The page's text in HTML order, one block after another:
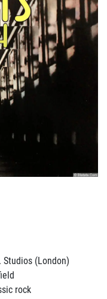
Studios (London)
rock